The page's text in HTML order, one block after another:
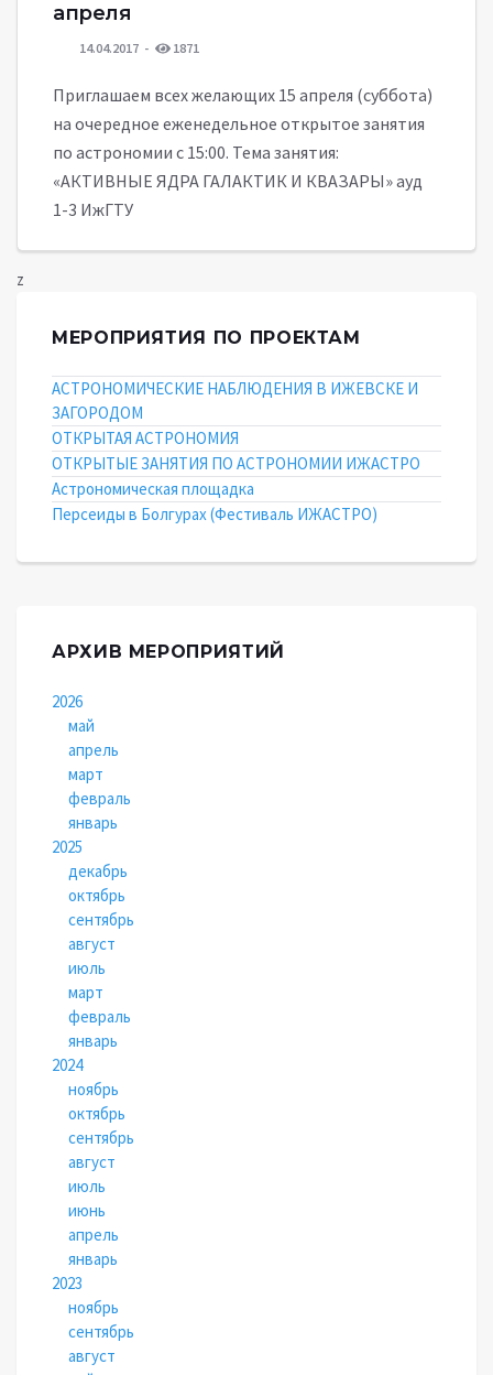
апреля
14.04.2017 1871
Приглашаем всех желающих 15 апреля (суббота)
на очередное еженедельное открытое занятия
по астрономии с 15:00. Тема занятия:
«АКТИВНЫЕ ЯДРА ГАЛАКТИК И КВАЗАРЫ» ауд
1-3 ИжГТУ
z
МЕРОПРИЯТИЯ ПО ПРОЕКТАМ
АСТРОНОМИЧЕСКИЕ НАБЛЮДЕНИЯ В ИЖЕВСКЕ И
ЗАГОРОДОМ
ОТКРЫТАЯ АСТРОНОМИЯ
ОТКРЫТЫЕ ЗАНЯТИЯ ПО АСТРОНОМИИ ИЖАСТРО
Астрономическая площадка
Персеиды в Болгурах (Фестиваль ИЖАСТРО)
АРХИВ МЕРОПРИЯТИЙ
2026
май
апрель
март
февраль
январь
2025
декабрь
октябрь
сентябрь
август
июль
март
февраль
январь
2024
ноябрь
октябрь
сентябрь
август
июль
июнь
апрель
январь
2023
ноябрь
сентябрь
август